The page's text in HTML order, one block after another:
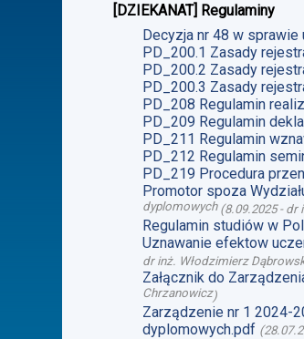
[DZIEKANAT] Regulaminy
Decyzja nr 48 w
PD_200.1 Zasady
PD_200.2 Zasady
PD_200.3 Zasady
PD_208 Regulamin
PD_209 Regulamin
PD_211 Regulamin
PD_212 Regulamin
PD_219 Procedura
Promotor spoza
dyplomowych(8.09.2025- dr
Regulamin studiów w
Uznawanie efektow
dr inż. Włodzimierz
Załącznik do
Chrzanowicz)
Zarządzenie nr 1 2024-
dyplomowych.pdf (